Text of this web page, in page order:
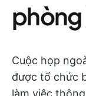
phòng
Cuộc họp
được tổ chức
làm việc